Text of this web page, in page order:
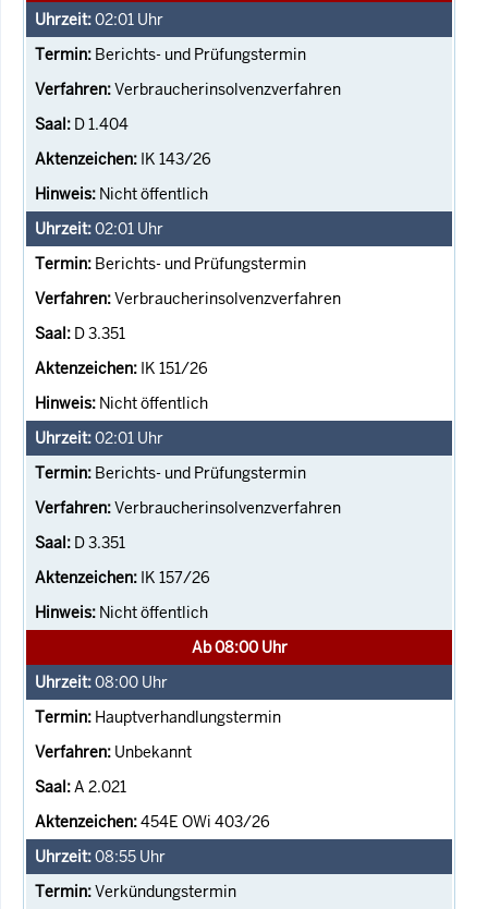
02:01 Uhr
Berichts- und Prüfungstermin
Verbraucherinsolvenzverfahren
D 1.404
IK 143/26
Nicht öffentlich
02:01 Uhr
Berichts- und Prüfungstermin
Verbraucherinsolvenzverfahren
D 3.351
IK 151/26
Nicht öffentlich
02:01 Uhr
Berichts- und Prüfungstermin
Verbraucherinsolvenzverfahren
D 3.351
IK 157/26
Nicht öffentlich
Ab 08:00 Uhr
08:00 Uhr
Hauptverhandlungstermin
Unbekannt
A 2.021
454E OWi 403/26
08:55 Uhr
Verkündungstermin